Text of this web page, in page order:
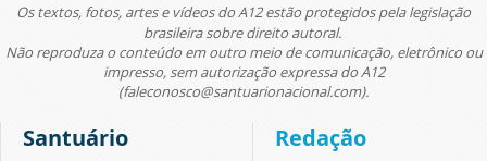
Os textos, fotos, artes e vídeos do A12 estão protegidos pela legislação
brasileira sobre direito autoral.
Não reproduza o conteúdo em outro meio de comunicação, eletrônico ou
impresso, sem autorização expressa do A12
(faleconosco@santuarionacional.com).
Santuário Redação